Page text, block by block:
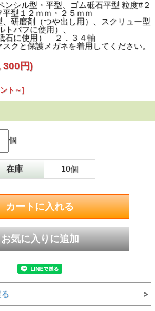
ンシル型・平型、ゴム砥石平型 粒度#２
平型１２ｍｍ・２５ｍｍ
研磨剤（つや出し用）、スクリュー型
トバフに使用）、
石に使用） ２．３４軸
クと保護メガネを着用してください。
300円)
ト～]
個
在庫 10個